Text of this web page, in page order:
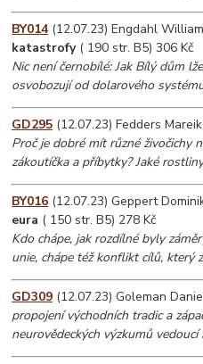
BY014 (12.07.23) Engdahl
katastrofy( 190 str. B5) 306 Kč
Nic není černobílé: Jak Bílý dům
osvobozují od dolarového
GD295 (12.07.23) Fedders
Proč je dobré mít různé živočichy
zákoutíčka a příbytky? Jaké
BY016 (12.07.23) Geppert
eura ( 150 str. B5) 278 Kč
Kdo chápe, jak rozdílné byly
unie, chápe též konflikt cílů, který
GD309 (12.07.23) Goleman
propojení východních tradic a
neurovědeckých výzkumů